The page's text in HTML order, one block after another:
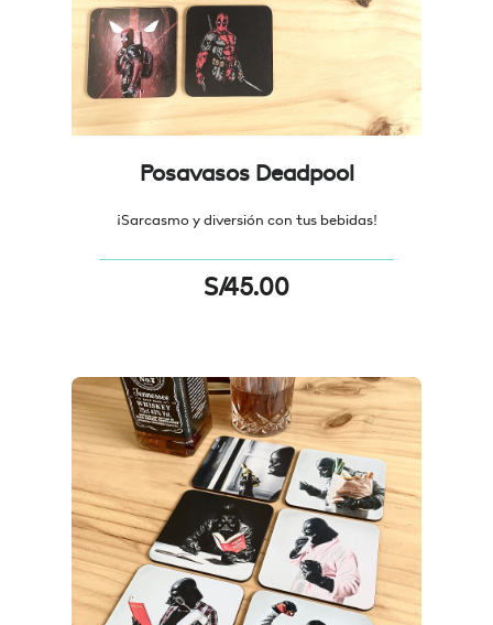
Posavasos Deadpool
¡Sarcasmo y diversión con tus bebidas!
S/45.00